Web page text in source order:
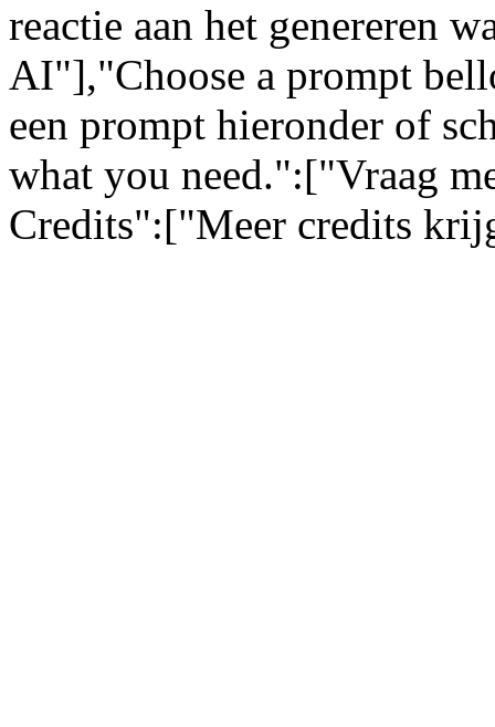
reactie aan het genereren
AI"],"Choose a prompt
een prompt hieronder of
what you need.":["Vraag
Credits":["Meer credits